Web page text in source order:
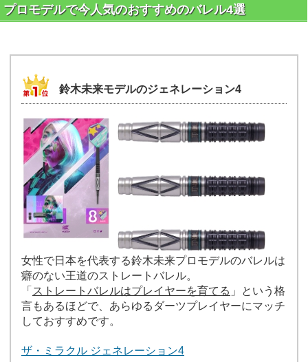
プロモデルで今人気のおすすめのバレル4選
鈴木未来モデルのジェネレーション4
女性で日本を代表する鈴木未来プロモデルのバレルは
癖のない王道のストレートバレル。
「 ストレートバレルはプレイヤーを育てる 」という格
言もあるほどで、あらゆるダーツプレイヤーにマッチ
しておすすめです。
ザ・ミラクル ジェネレーション4